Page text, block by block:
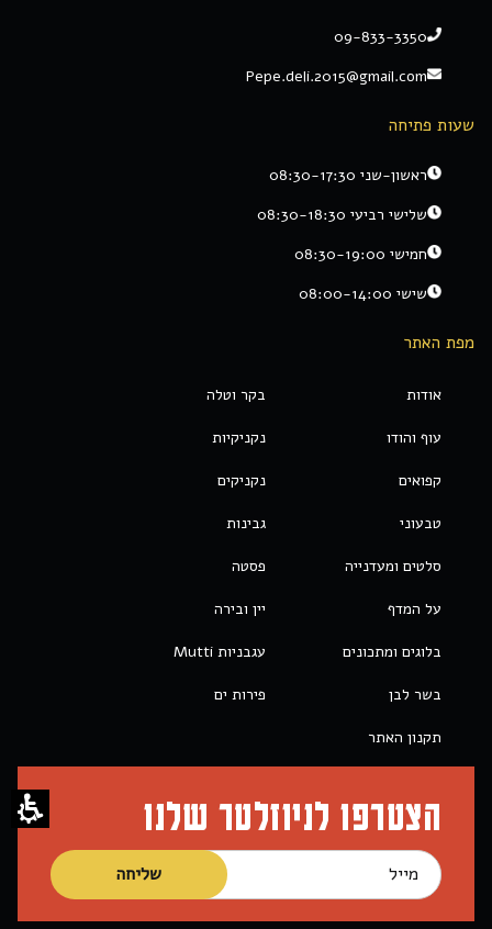
09-833-3350
Pepe.deli.2015@gmail.com
שעות פתיחה
ראשון-שני 08:30-17:30
שלישי רביעי 08:30-18:30
חמישי 08:30-19:00
שישי 08:00-14:00
מפת האתר
אודות בקר וטלה
עוף והודו נקניקיות
קפואים נקניקים
טבעוני גבינות
סלטים ומעדנייה פסטה
על המדף יין ובירה
בלוגים ומתכונים עגבניות Mutti
בשר לבן פירות ים
תקנון האתר
הצטרפו לניוזלטר שלנו